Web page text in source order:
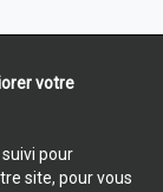
votre
pour
site, pour vous